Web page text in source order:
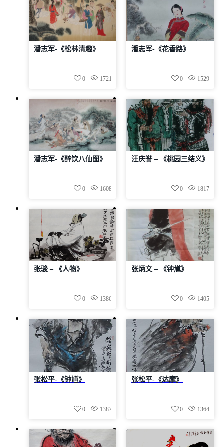
潘志军-《松林清趣》
1721
0
潘志军-《花香路》
1529
0
潘志军-《醉饮八仙图》
1608
0
汪庆誉 – 《桃园三结义》
1817
0
张骏 – 《人物》
1386
0
张炳文 – 《钟馗》
1405
0
张松平-《钟馗》
1387
0
张松平-《达摩》
1364
0